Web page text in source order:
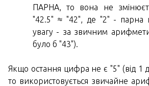
ПАРНА, то вона не
"42.5" ≈ "42", де "2" - парна
увагу - за звичним
було б "43").
Якщо остання цифра не є "5" (від 1
то використовується звичайне